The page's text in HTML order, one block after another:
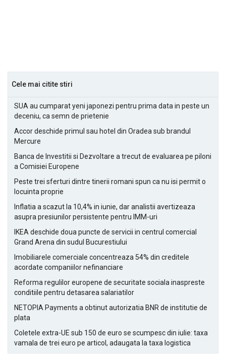
Cele mai citite stiri
SUA au cumparat yeni japonezi pentru prima data in peste un
deceniu, ca semn de prietenie
Accor deschide primul sau hotel din Oradea sub brandul
Mercure
Banca de Investitii si Dezvoltare a trecut de evaluarea pe piloni
a Comisiei Europene
Peste trei sferturi dintre tinerii romani spun ca nu isi permit o
locuinta proprie
Inflatia a scazut la 10,4% in iunie, dar analistii avertizeaza
asupra presiunilor persistente pentru IMM-uri
IKEA deschide doua puncte de servicii in centrul comercial
Grand Arena din sudul Bucurestiului
Imobiliarele comerciale concentreaza 54% din creditele
acordate companiilor nefinanciare
Reforma regulilor europene de securitate sociala inaspreste
conditiile pentru detasarea salariatilor
NETOPIA Payments a obtinut autorizatia BNR de institutie de
plata
Coletele extra-UE sub 150 de euro se scumpesc din iulie: taxa
vamala de trei euro pe articol, adaugata la taxa logistica